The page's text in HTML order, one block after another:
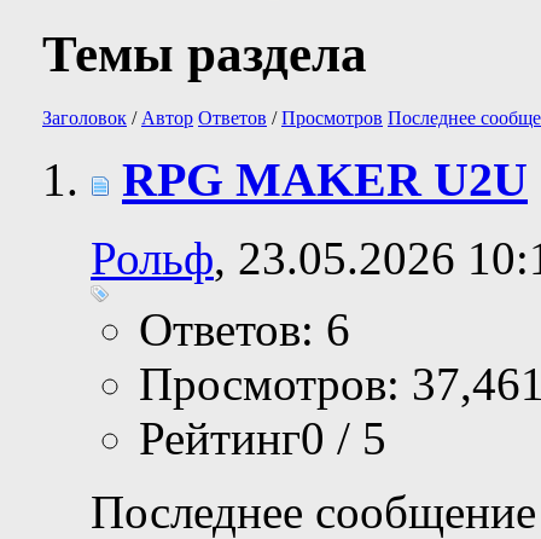
Темы раздела
Заголовок / Автор Ответов /Просмотров Последнее
RPG MAKER U2U
Рольф, 23.05.2026
Ответов: 6
Просмотров:
Рейтинг0 / 5
Последнее